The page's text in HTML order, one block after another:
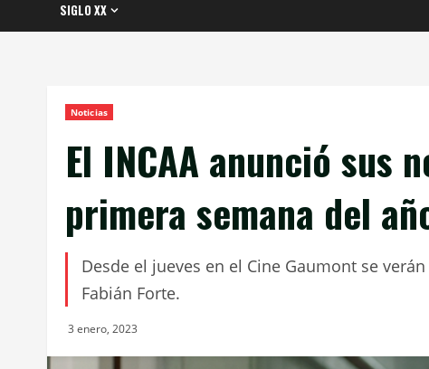
SIGLO XX
Noticias
El INCAA anunció sus
primera semana del
Desde el jueves en el Cine Gaumont se
Fabián Forte.
3 enero, 2023